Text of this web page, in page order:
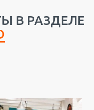
В РАЗДЕЛЕ